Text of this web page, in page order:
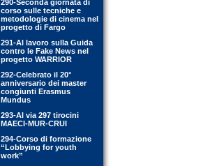
290-Seconda giornata di
corso sulle tecniche e
metodologie di cinema nel
progetto di Fargo
291-Al lavoro sulla Guida
contro le Fake News nel
progetto WARRIOR
292-Celebrato il 20°
anniversario dei master
congiunti Erasmus
Mundus
293-Al via 297 tirocini
MAECI-MUR-CRUI
294-Corso di formazione
“Lobbying for youth
work”